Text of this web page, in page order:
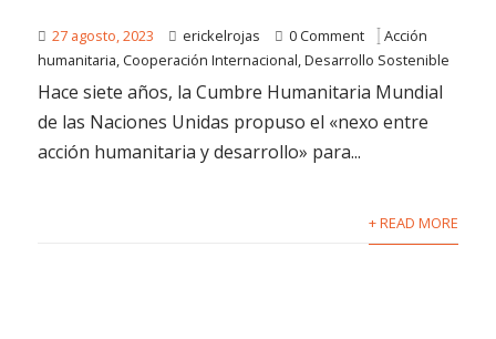
27 agosto, 2023 erickelrojas 0 Comment
Acción
humanitaria, Cooperación Internacional,Desarrollo Sostenible
Hace siete años, la Cumbre Humanitaria Mundial
de las Naciones Unidas propuso el «nexo entre
acción humanitaria y desarrollo» para...
+ READ MORE